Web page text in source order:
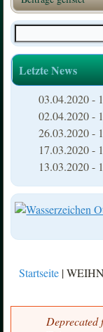
Suche
Letzte News
03.04.2020 -
02.04.2020 -
26.03.2020 -
17.03.2020 -
13.03.2020 -
Startseite|
Deprecated